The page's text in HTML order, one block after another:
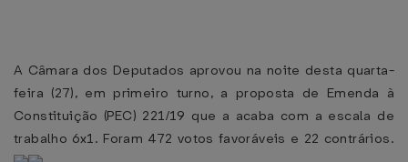
A Câmara dos Deputados aprovou na noite desta quarta-
feira (27), em primeiro turno, a proposta de Emenda à
Constituição (PEC) 221/19 que a acaba com a escala de
trabalho 6x1. Foram 472 votos favoráveis e 22 contrários.